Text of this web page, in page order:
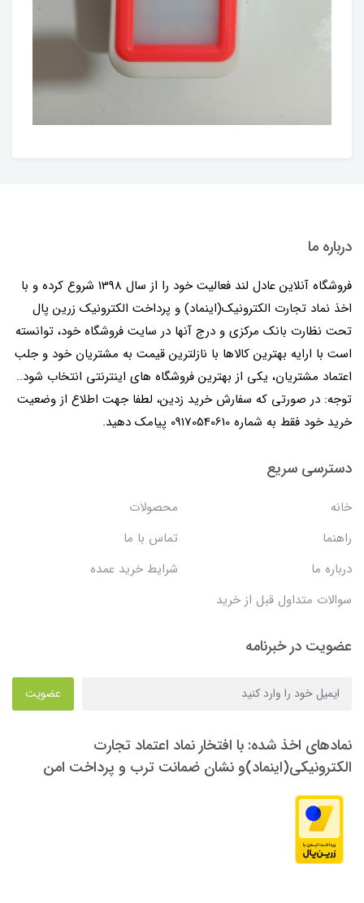
درباره ما
فروشگاه آنلاین عادل لند فعالیت خود را از سال 1398 شروع کرده و با
اخذ نماد تجارت الکترونیک(اینماد) و پرداخت الکترونیک زرین پال
تحت نظارت بانک مرکزی و درج آنها در سایت فروشگاه خود، توانسته
است با ارایه بهترین کالاها با نازلترین قیمت به مشتریان خود و جلب
اعتماد مشتریان، یکی از بهترین فروشگاه های اینترنتی انتخاب شود..
توجه: در صورتی که سفارش خرید زدین، لطفا جهت اطلاع از وضعیت
خرید خود فقط به شماره 09170540610 پیامک دهید.
دسترسی سریع
خانه
محصولات
راهنما
تماس با ما
درباره ما
شرایط خرید عمده
سوالات متداول قبل از خرید
عضویت در خبرنامه
عضویت
نمادهای اخذ شده: با افتخار نماد اعتماد تجارت
الکترونیکی(اینماد)و نشان ضمانت ترب و پرداخت امن